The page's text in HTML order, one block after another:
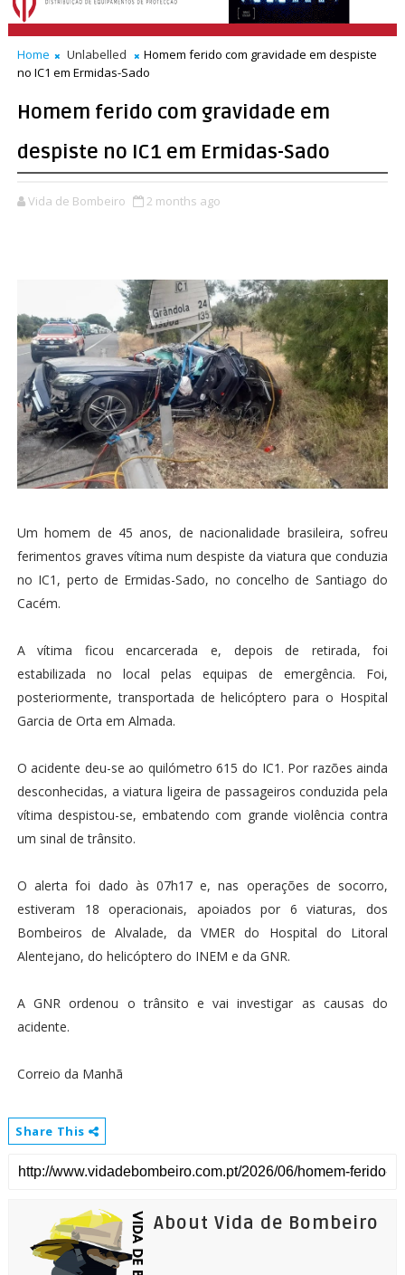
Home Unlabelled
Homem ferido com gravidade em despiste
no IC1 em Ermidas-Sado
Homem ferido com gravidade em
despiste no IC1 em Ermidas-Sado
Vida de Bombeiro 2 months ago
Um homem de 45 anos, de nacionalidade brasileira, sofreu
ferimentos graves vítima num despiste da viatura que conduzia
no IC1, perto de Ermidas-Sado, no concelho de Santiago do
Cacém.
A vítima ficou encarcerada e, depois de retirada, foi
estabilizada no local pelas equipas de emergência. Foi,
posteriormente, transportada de helicóptero para o Hospital
Garcia de Orta em Almada.
O acidente deu-se ao quilómetro 615 do IC1. Por razões ainda
desconhecidas, a viatura ligeira de passageiros conduzida pela
vítima despistou-se, embatendo com grande violência contra
um sinal de trânsito.
O alerta foi dado às 07h17 e, nas operações de socorro,
estiveram 18 operacionais, apoiados por 6 viaturas, dos
Bombeiros de Alvalade, da VMER do Hospital do Litoral
Alentejano, do helicóptero do INEM e da GNR.
A GNR ordenou o trânsito e vai investigar as causas do
acidente.
Correio da Manhã
Share This
About Vida de Bombeiro